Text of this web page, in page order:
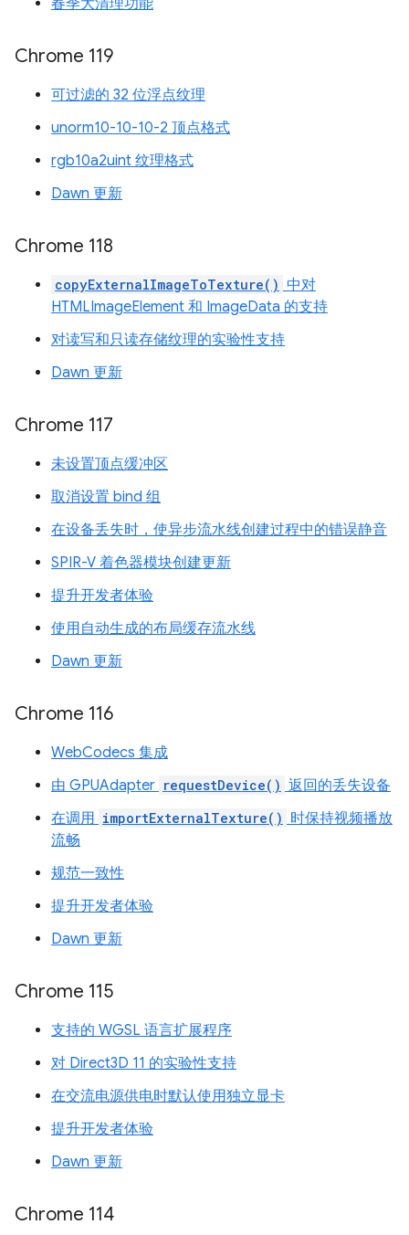
春季大清理功能
Chrome 119
可过滤的 32 位浮点纹理
unorm10-10-10-2 顶点格式
rgb10a2uint 纹理格式
Dawn 更新
Chrome 118
copyExternalImageToTexture() 中对
HTMLImageElement 和 ImageData 的支持
对读写和只读存储纹理的实验性支持
Dawn 更新
Chrome 117
未设置顶点缓冲区
取消设置 bind 组
在设备丢失时，使异步流水线创建过程中的错误静音
SPIR-V 着色器模块创建更新
提升开发者体验
使用自动生成的布局缓存流水线
Dawn 更新
Chrome 116
WebCodecs 集成
由 GPUAdapter requestDevice() 返回的丢失设备
在调用 importExternalTexture() 时保持视频播放
流畅
规范一致性
提升开发者体验
Dawn 更新
Chrome 115
支持的 WGSL 语言扩展程序
对 Direct3D 11 的实验性支持
在交流电源供电时默认使用独立显卡
提升开发者体验
Dawn 更新
Chrome 114